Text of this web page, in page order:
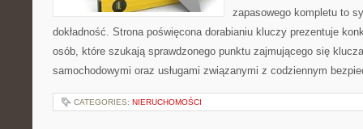
zapasowego kompletu to
dokładność. Strona poświęcona dorabianiu kluczy prezentuje
osób, które szukają sprawdzonego punktu zajmującego się
samochodowymi oraz usługami związanymi z codziennym
CATEGORIES: NIERUCHOMOŚCI